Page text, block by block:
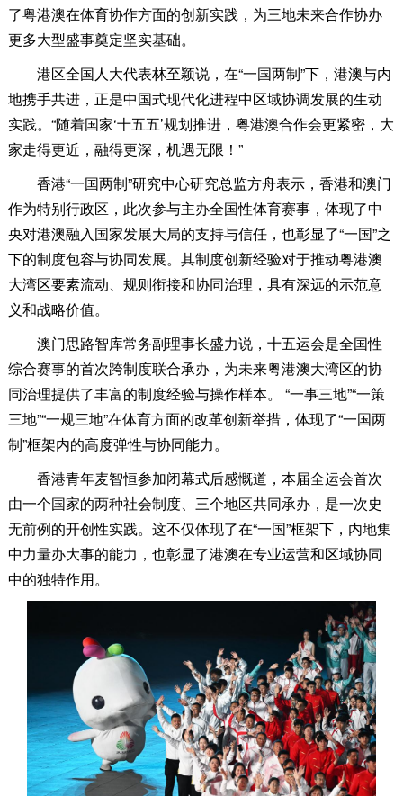
了粤港澳在体育协作方面的创新实践，为三地未来合作协办
更多大型盛事奠定坚实基础。
港区全国人大代表林至颖说，在“一国两制”下，港澳与内
地携手共进，正是中国式现代化进程中区域协调发展的生动
实践。“随着国家‘十五五’规划推进，粤港澳合作会更紧密，大
家走得更近，融得更深，机遇无限！”
香港“一国两制”研究中心研究总监方舟表示，香港和澳门
作为特别行政区，此次参与主办全国性体育赛事，体现了中
央对港澳融入国家发展大局的支持与信任，也彰显了“一国”之
下的制度包容与协同发展。其制度创新经验对于推动粤港澳
大湾区要素流动、规则衔接和协同治理，具有深远的示范意
义和战略价值。
澳门思路智库常务副理事长盛力说，十五运会是全国性
综合赛事的首次跨制度联合承办，为未来粤港澳大湾区的协
同治理提供了丰富的制度经验与操作样本。 “一事三地”“一策
三地”“一规三地”在体育方面的改革创新举措，体现了“一国两
制”框架内的高度弹性与协同能力。
香港青年麦智恒参加闭幕式后感慨道，本届全运会首次
由一个国家的两种社会制度、三个地区共同承办，是一次史
无前例的开创性实践。这不仅体现了在“一国”框架下，内地集
中力量办大事的能力，也彰显了港澳在专业运营和区域协同
中的独特作用。